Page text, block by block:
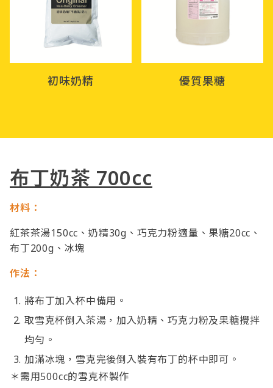
初味奶精 優質果糖
布丁奶茶 700cc
材料：
紅茶茶湯150cc、奶精30g、巧克力粉適量、果糖20cc、
布丁200g、冰塊
作法：
將布丁加入杯中備用。
取雪克杯倒入茶湯，加入奶精、巧克力粉及果糖攪拌
均勻。
加滿冰塊，雪克完後倒入裝有布丁的杯中即可。
＊需用500cc的雪克杯製作